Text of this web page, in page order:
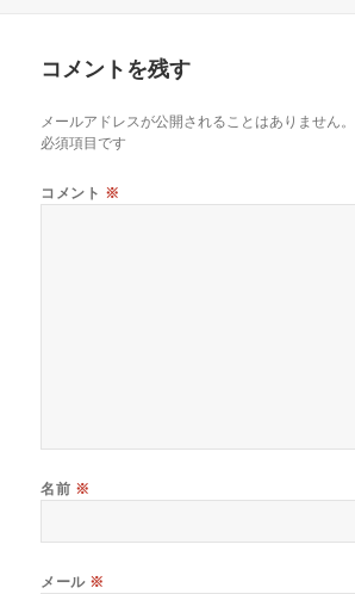
コメントを残す
メールアドレスが公開されることはありません。
必須項目です
コメント ※
名前 ※
メール ※